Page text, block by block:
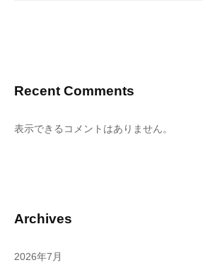
Recent Comments
表示できるコメントはありません。
Archives
2026年7月